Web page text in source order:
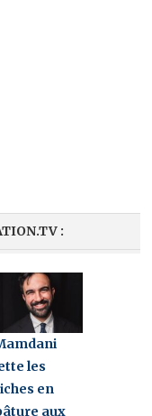
:
les
en
aux